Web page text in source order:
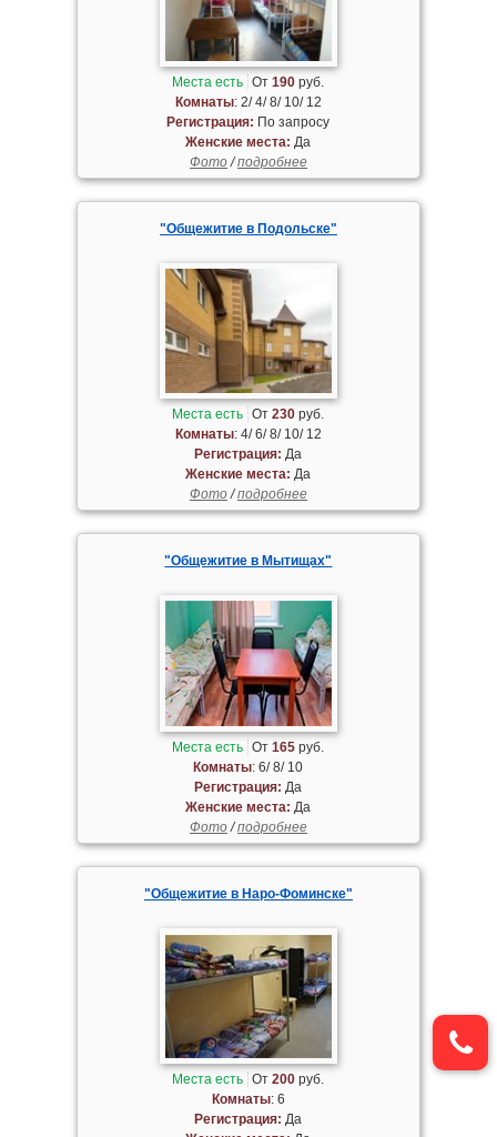
Места есть От190 руб.
Комнаты: 2/ 4/ 8/ 10/ 12
Регистрация: По запросу
Женские места: Да
Фото/подробнее
"Общежитие в Подольске"
Места есть От230 руб.
Комнаты: 4/ 6/ 8/ 10/ 12
Регистрация: Да
Женские места: Да
Фото/подробнее
"Общежитие в Мытищах"
Места есть От165 руб.
Комнаты: 6/ 8/ 10
Регистрация: Да
Женские места: Да
Фото/подробнее
"Общежитие в Наро-Фоминске"
Места есть От200 руб.
Комнаты: 6
Регистрация: Да